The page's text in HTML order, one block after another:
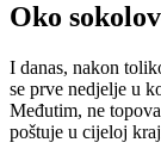
Oko
I danas, nakon
se prve nedjelje u
Međutim, ne
poštuje u cijeloj